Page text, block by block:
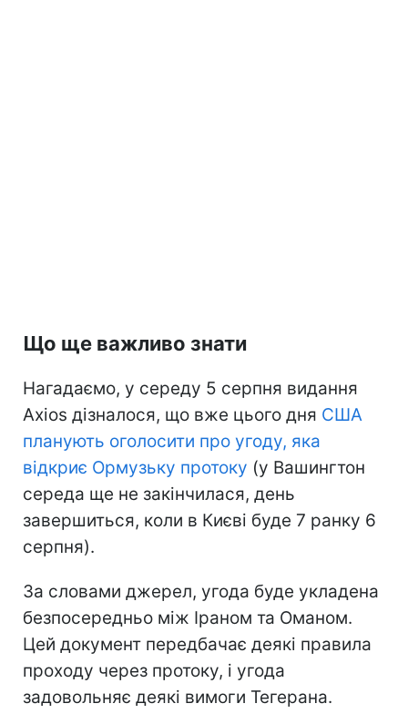
Що ще важливо знати
Нагадаємо, у середу 5 серпня видання
Axios дізналося, що вже цього дня США
планують оголосити про угоду, яка
відкриє Ормузьку протоку (у Вашингтон
середа ще не закінчилася, день
завершиться, коли в Києві буде 7 ранку 6
серпня).
За словами джерел, угода буде укладена
безпосередньо між Іраном та Оманом.
Цей документ передбачає деякі правила
проходу через протоку, і угода
задовольняє деякі вимоги Тегерана.